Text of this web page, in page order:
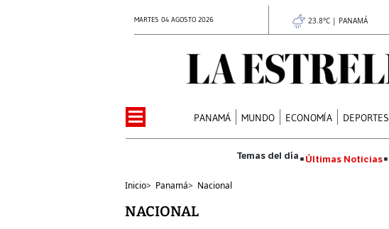
MARTES 04 AGOSTO 2026 23.8°C | PANAMÁ
PANAMÁ MUNDO ECONOMÍA DEPORTES
Últimas Noticias
Inicio> Panamá> Nacional
NACIONAL